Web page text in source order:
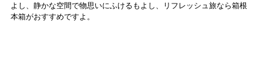
よし、静かな空間で物思いにふけるもよし、リフレッシュ旅なら箱根
本箱がおすすめですよ。